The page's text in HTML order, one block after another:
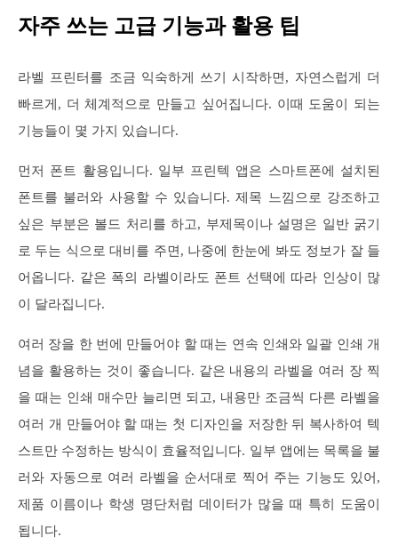
자주 쓰는 고급 기능과 활용 팁
라벨 프린터를 조금 익숙하게 쓰기 시작하면, 자연스럽게 더
빠르게, 더 체계적으로 만들고 싶어집니다. 이때 도움이 되는
기능들이 몇 가지 있습니다.
먼저 폰트 활용입니다. 일부 프린텍 앱은 스마트폰에 설치된
폰트를 불러와 사용할 수 있습니다. 제목 느낌으로 강조하고
싶은 부분은 볼드 처리를 하고, 부제목이나 설명은 일반 굵기
로 두는 식으로 대비를 주면, 나중에 한눈에 봐도 정보가 잘 들
어옵니다. 같은 폭의 라벨이라도 폰트 선택에 따라 인상이 많
이 달라집니다.
여러 장을 한 번에 만들어야 할 때는 연속 인쇄와 일괄 인쇄 개
념을 활용하는 것이 좋습니다. 같은 내용의 라벨을 여러 장 찍
을 때는 인쇄 매수만 늘리면 되고, 내용만 조금씩 다른 라벨을
여러 개 만들어야 할 때는 첫 디자인을 저장한 뒤 복사하여 텍
스트만 수정하는 방식이 효율적입니다. 일부 앱에는 목록을 불
러와 자동으로 여러 라벨을 순서대로 찍어 주는 기능도 있어,
제품 이름이나 학생 명단처럼 데이터가 많을 때 특히 도움이
됩니다.